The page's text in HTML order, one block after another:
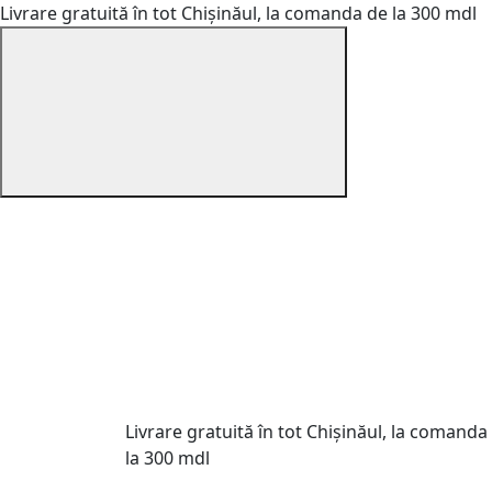
Livrare gratuită în tot Chișinăul, la comanda de la 300 mdl
Livrare gratuită în tot Chișinăul, la comanda
la 300 mdl